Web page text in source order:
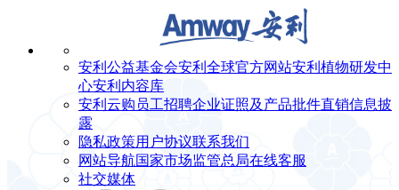
安利公益基金会安利全球官方网站安利植物研发中
心安利内容库
安利云购 员工招聘企业证照及产品批件直销信息披
露
隐私政策用户协议联系我们
网站导航国家市场监管总局在线客服
社交媒体